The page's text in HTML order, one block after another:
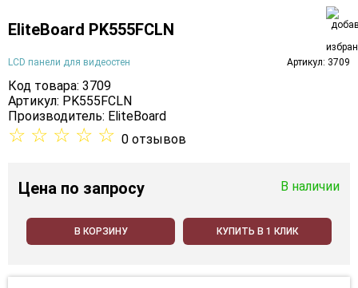
EliteBoard PK555FCLN
LCD панели для видеостен Артикул: 3709
Код товара: 3709
Артикул: PK555FCLN
Производитель: EliteBoard
☆ ☆ ☆ ☆ ☆ 0 отзывов
Цена по запросу В наличии
В КОРЗИНУ КУПИТЬ В 1 КЛИК